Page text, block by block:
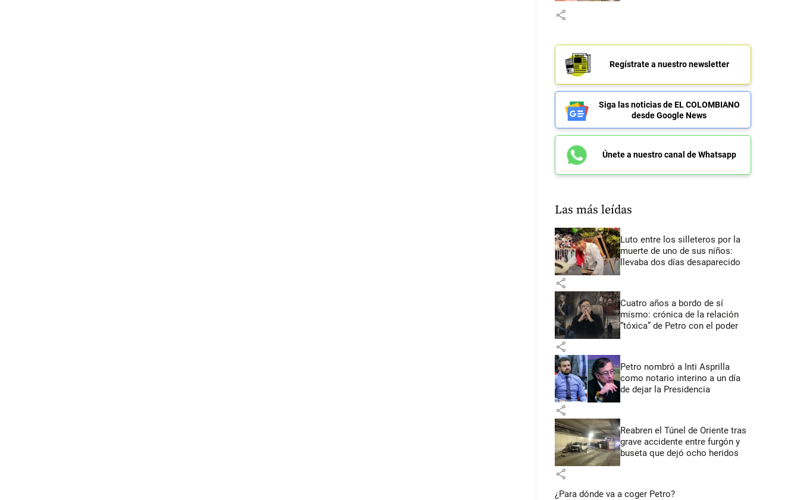
share
Regístrate a nuestro newsletter
Siga las noticias de EL COLOMBIANO
desde Google News
Únete a nuestro canal de Whatsapp
Las más leídas
Luto entre los silleteros por la
muerte de uno de sus niños:
llevaba dos días desaparecido
share
Cuatro años a bordo de sí
mismo: crónica de la relación
“tóxica” de Petro con el poder
share
Petro nombró a Inti Asprilla
como notario interino a un día
de dejar la Presidencia
share
Reabren el Túnel de Oriente tras
grave accidente entre furgón y
buseta que dejó ocho heridos
share
¿Para dónde va a coger Petro?